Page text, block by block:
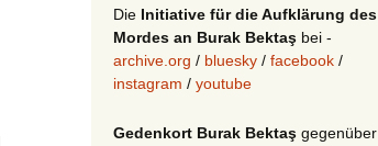
Die Initiative für die Aufklärung des
Mordes an Burak Bektaş bei -
archive.org / bluesky / facebook /
instagram / youtube
Gedenkort Burak Bektaş gegenüber